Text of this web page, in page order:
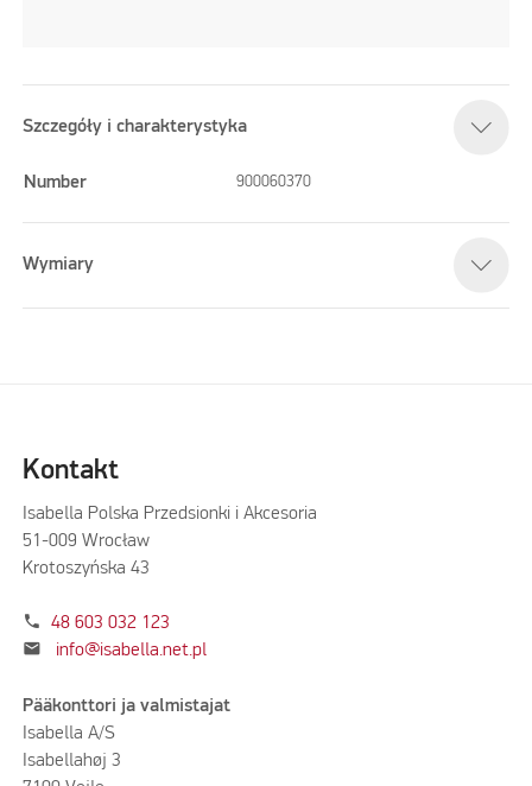
Szczegóły i charakterystyka
Number 900060370
Wymiary
Kontakt
Isabella Polska Przedsionki i Akcesoria
51-009 Wrocław
Krotoszyńska 43
phone 48 603 032 123
mail info@isabella.net.pl
Pääkonttori ja valmistajat
Isabella A/S
Isabellahøj 3